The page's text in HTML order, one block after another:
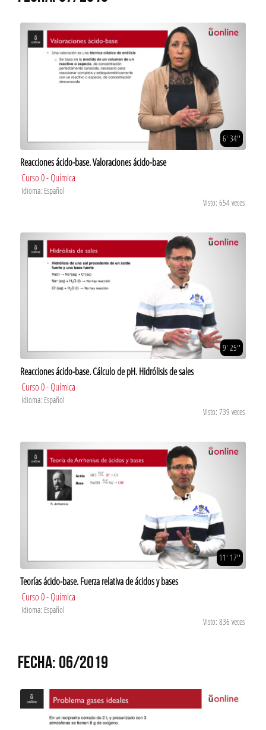
6' 34''
Reacciones ácido-base. Valoraciones ácido-base
Curso 0 - Química
Idioma: Español
Visto: 654 veces
9' 25''
Reacciones ácido-base. Cálculo de pH. Hidrólisis de sales
Curso 0 - Química
Idioma: Español
Visto: 739 veces
11' 17''
Teorías ácido-base. Fuerza relativa de ácidos y bases
Curso 0 - Química
Idioma: Español
Visto: 836 veces
FECHA: 06/2019